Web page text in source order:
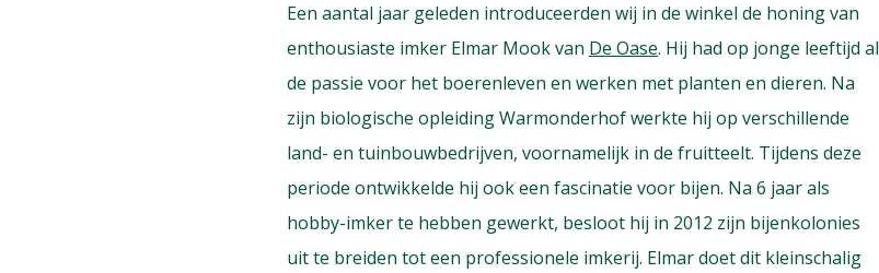
Een aantal jaar geleden introduceerden wij in de winkel de honing van
enthousiaste imker Elmar Mook van De Oase. Hij had op jonge leeftijd al
de passie voor het boerenleven en werken met planten en dieren. Na
zijn biologische opleiding Warmonderhof werkte hij op verschillende
land- en tuinbouwbedrijven, voornamelijk in de fruitteelt. Tijdens deze
periode ontwikkelde hij ook een fascinatie voor bijen. Na 6 jaar als
hobby-imker te hebben gewerkt, besloot hij in 2012 zijn bijenkolonies
uit te breiden tot een professionele imkerij. Elmar doet dit kleinschalig